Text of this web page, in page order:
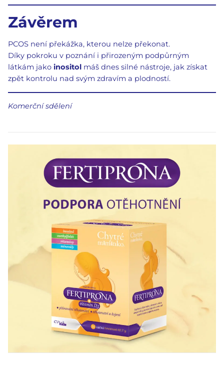
Závěrem
PCOS není překážka, kterou nelze překonat.
Díky pokroku v poznání i přirozeným podpůrným
látkám jako inositol máš dnes silné nástroje, jak získat
zpět kontrolu nad svým zdravím a plodností.
Komerční sdělení